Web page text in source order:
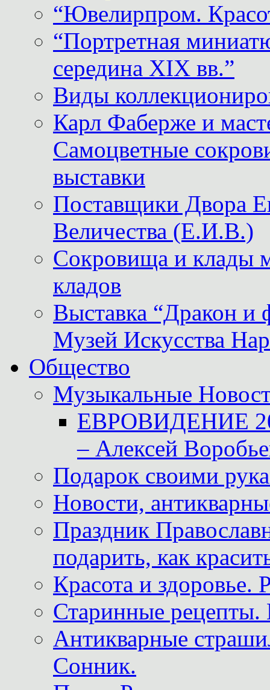
“Ювелирпром.
“Портретная
середина XIX вв.”
Виды
Карл Фаберже и
Самоцветные
выставки
Поставщики
Величества (Е.И.В.)
Сокровища и клады
кладов
Выставка “Дракон и
Музей Искусства
Общество
Музыкальные
ЕВРОВИДЕНИЕ
– Алексей
Подарок своими
Новости,
Праздник
подарить, как
Красота и здоровье.
Старинные рецепты.
Антикварные
Сонник.